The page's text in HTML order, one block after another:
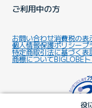
役
ご利用中の方
お問い合わせ消費税の表
個人情報保護ポリシープ
特定商取引法に基づく表
商標についてBIGLOBE